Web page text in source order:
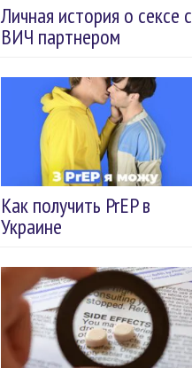
Личная история о сексе с
ВИЧ партнером
Как получить PrEP в
Украине